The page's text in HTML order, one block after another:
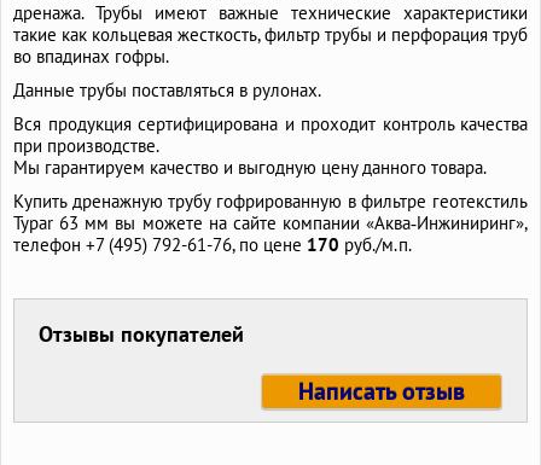
дренажа. Трубы имеют важные технические характеристики
такие как кольцевая жесткость, фильтр трубы и перфорация труб
во впадинах гофры.
Данные трубы поставляться в рулонах.
Вся продукция сертифицирована и проходит контроль качества
при производстве.
Мы гарантируем качество и выгодную цену данного товара.
Купить дренажную трубу гофрированную в фильтре геотекстиль
Typar 63 мм вы можете на сайте компании «Аква‑Инжиниринг»,
телефон +7 (495) 792-61-76,по цене 170 руб./м.п.
Отзывы покупателей
Написать отзыв